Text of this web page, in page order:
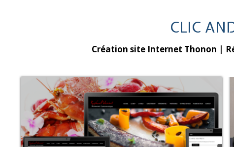
CLIC
Création site Internet Thonon |